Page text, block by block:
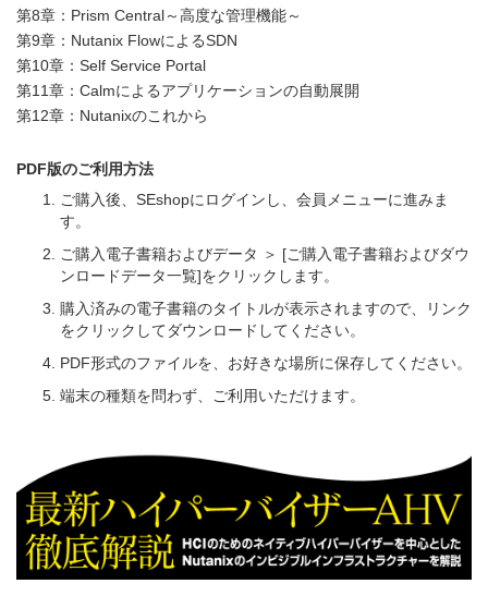
第8章：Prism Central～高度な管理機能～
第9章：Nutanix FlowによるSDN
第10章：Self Service Portal
第11章：Calmによるアプリケーションの自動展開
第12章：Nutanixのこれから
PDF版のご利用方法
ご購入後、SEshopにログインし、会員メニューに進みま
す。
ご購入電子書籍およびデータ ＞ [ご購入電子書籍およびダウ
ンロードデータ一覧]をクリックします。
購入済みの電子書籍のタイトルが表示されますので、リンク
をクリックしてダウンロードしてください。
PDF形式のファイルを、お好きな場所に保存してください。
端末の種類を問わず、ご利用いただけます。